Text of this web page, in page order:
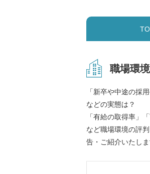
職場環
「新卒や中途の採
などの実態は？
「有給の取得率」
など職場環境の評
告・ご紹介いたしま